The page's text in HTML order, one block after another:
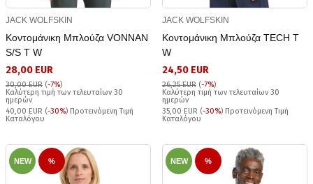
JACK WOLFSKIN
Κοντομάνικη Μπλούζα VONNAN
S/S T W
28,00 EUR
30,00 EUR (-7%)
Καλύτερη τιμή των τελευταίων 30
ημερών
40,00 EUR (-30%) Προτεινόμενη Τιμή
Καταλόγου
JACK WOLFSKIN
Κοντομάνικη Μπλούζα TECH T
W
24,50 EUR
26,25 EUR (-7%)
Καλύτερη τιμή των τελευταίων 30
ημερών
35,00 EUR (-30%) Προτεινόμενη Τιμή
Καταλόγου
NEW % NEW %